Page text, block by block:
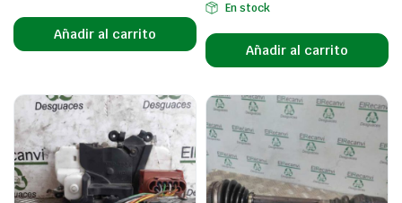
Añadir al carrito
En stock
Añadir al carrito